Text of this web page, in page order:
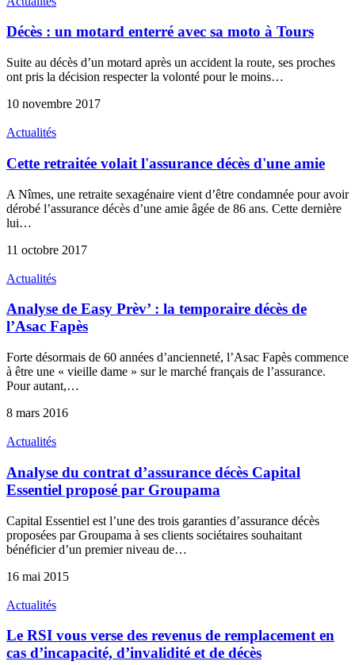
Décès : un motard enterré avec sa moto à Tours
Suite au décès d’un motard après un accident la route, ses proches
ont pris la décision respecter la volonté pour le moins…
10 novembre 2017
Actualités
Cette retraitée volait l'assurance décès d'une amie
A Nîmes, une retraite sexagénaire vient d’être condamnée pour avoir
dérobé l’assurance décès d’une amie âgée de 86 ans. Cette dernière
lui…
11 octobre 2017
Actualités
Analyse de Easy Prèv’ : la temporaire décès de
l’Asac Fapès
Forte désormais de 60 années d’ancienneté, l’Asac Fapès commence
à être une « vieille dame » sur le marché français de l’assurance.
Pour autant,…
8 mars 2016
Actualités
Analyse du contrat d’assurance décès Capital
Essentiel proposé par Groupama
Capital Essentiel est l’une des trois garanties d’assurance décès
proposées par Groupama à ses clients sociétaires souhaitant
bénéficier d’un premier niveau de…
16 mai 2015
Actualités
Le RSI vous verse des revenus de remplacement en
cas d’incapacité, d’invalidité et de décès